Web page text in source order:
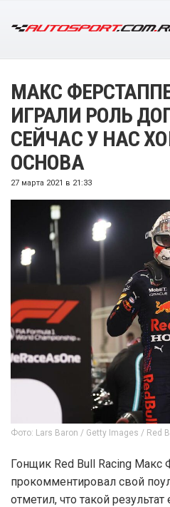
МАКС
ИГРАЛИ РОЛЬ
СЕЙЧАС У НАС
ОСНОВА
27 марта 2021 в 21:33
Фото: Lars Baron / Getty Images / Red
Гонщик Red Bull Racing Макс
прокомментировал свой
отметил, что такой